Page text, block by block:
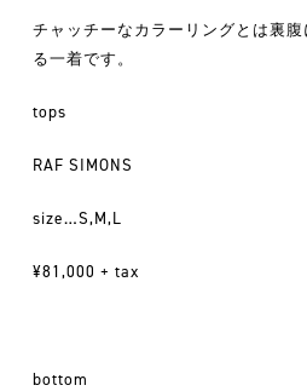
チャッチーなカラーリングとは裏
る一着です。
tops
RAF SIMONS
size…S,M,L
¥81,000 + tax
bottom